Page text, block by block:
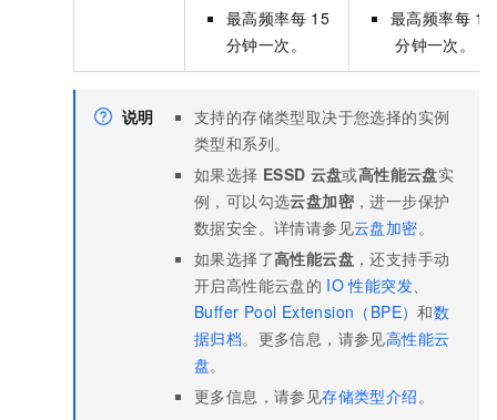
最高频率每 15
分钟一次。
最高频率每 15
分钟一次。
说明
支持的存储类型取决于您选择的实例
类型和系列。
如果选择 ESSD 云盘或高性能云盘实
例，可以勾选云盘加密 ，进一步保护
数据安全。详情请参见云盘加密。
如果选择了高性能云盘 ，还支持手动
开启高性能云盘的 IO 性能突发、
Buffer Pool Extension（BPE）和数
据归档。更多信息，请参见高性能云
盘。
更多信息，请参见存储类型介绍。